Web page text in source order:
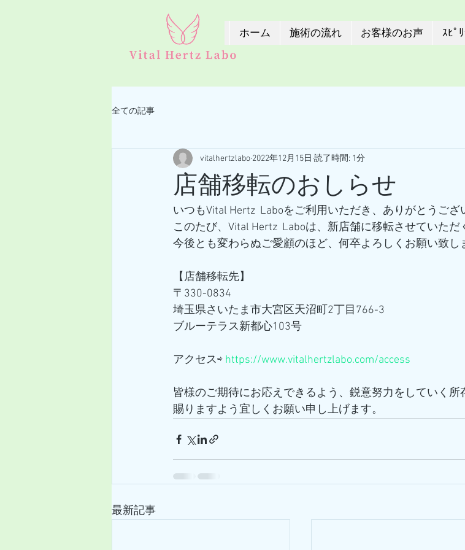
ホーム 施術の流れ お客様のお声 ｽﾋﾟ
全ての記事
店舗移転のおしらせ
vitalhertzlabo 2022年12月15日 読了時間: 1分
いつもVital Hertz  Laboをご利用いただき、ありがとうござ
このたび、Vital Hertz  Laboは、新店舗に移転させていただ
今後とも変わらぬご愛顧のほど、何卒よろしくお願い致し
【店舗移転先】
〒330-0834
埼玉県さいたま市大宮区天沼町2丁目766-3
ブルーテラス新都心103号
アクセス⇨ https://www.vitalhertzlabo.com/access
皆様のご期待にお応えできるよう、鋭意努力をしていく
賜りますよう宜しくお願い申し上げます。
最新記事